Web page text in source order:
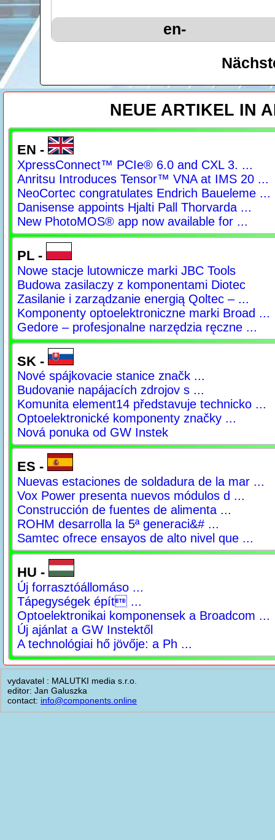
en-
NEUE ARTIKEL IN
EN -
XpressConnect™ PCIe® 6.0 and CXL 3. ...
Anritsu Introduces Tensor™ VNA at IMS 20 ...
NeoCortec congratulates Endrich Baueleme ...
Danisense appoints Hjalti Pall Thorvarda ...
New PhotoMOS® app now available for ...
PL -
Nowe stacje lutownicze marki JBC Tools
Budowa zasilaczy z komponentami Diotec
Zasilanie i zarządzanie energią Qoltec – ...
Komponenty optoelektroniczne marki Broad ...
Gedore – profesjonalne narzędzia ręczne ...
SK -
Nové spájkovacie stanice značk ...
Budovanie napájacích zdrojov s ...
Komunita element14 představuje technicko ...
Optoelektronické komponenty značky ...
Nová ponuka od GW Instek
ES -
Nuevas estaciones de soldadura de la mar ...
Vox Power presenta nuevos módulos d ...
Construcción de fuentes de alimenta ...
ROHM desarrolla la 5ª generaci&# ...
Samtec ofrece ensayos de alto nivel que ...
HU -
Új forrasztóállomáso ...
Tápegységek épít ...
Optoelektronikai komponensek a Broadcom ...
Új ajánlat a GW Instektől
A technológiai hő jövője: a Ph ...
vydavatel : MALUTKI media s.r.o.
editor: Jan Galuszka
contact: info@components.online